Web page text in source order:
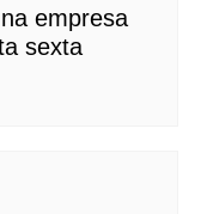
empresa
sexta